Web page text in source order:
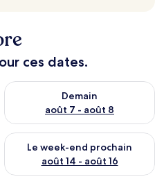
ces dates.
août 6 - août 7
Demain
août 7 - août 8
Vérifier la disponibilité pour
end août 7 - août 9
Le week-end prochain
août 14 - août 16
Vérifier la disponibilité pour